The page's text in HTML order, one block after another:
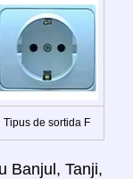
Tipus de sortida F
Banjul, Tanji,